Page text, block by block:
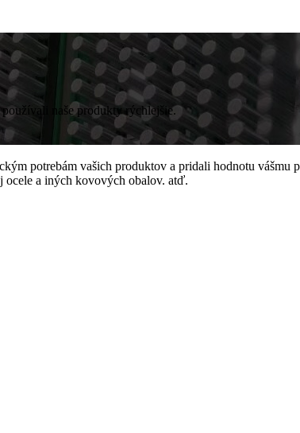
naše produkty rýchlejšie.
potrebám vašich produktov a pridali hodnotu vášmu
a iných kovových obalov. atď.